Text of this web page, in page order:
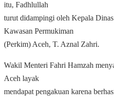
itu, Fadhlullah
turut didampingi oleh Kepala
Kawasan Permukiman
(Perkim) Aceh, T. Aznal Zahri.
Wakil Menteri Fahri Hamzah
Aceh layak
mendapat pengakuan karena